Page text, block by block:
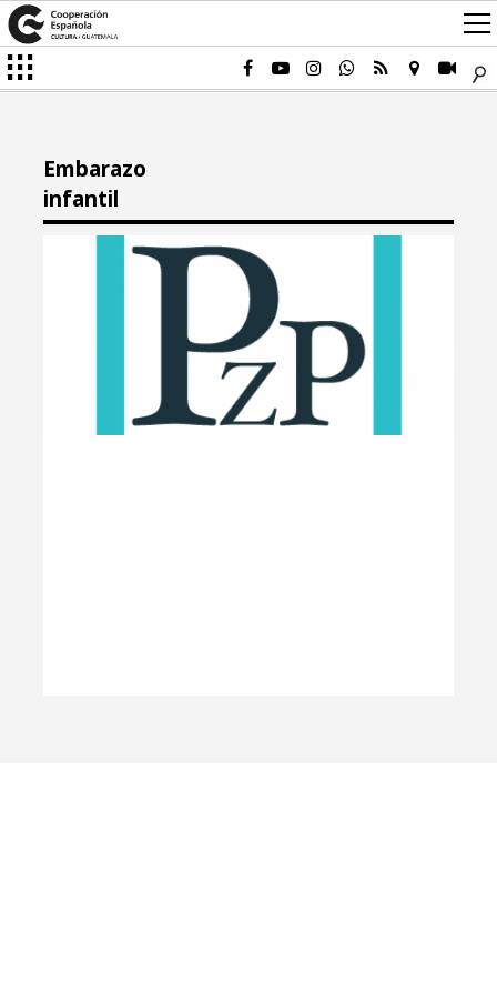
Embarazo
infantil